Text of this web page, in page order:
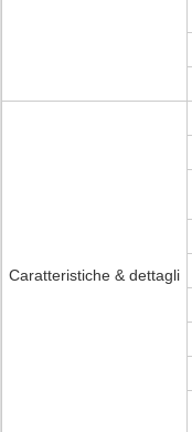
Caratteristiche & dettagli